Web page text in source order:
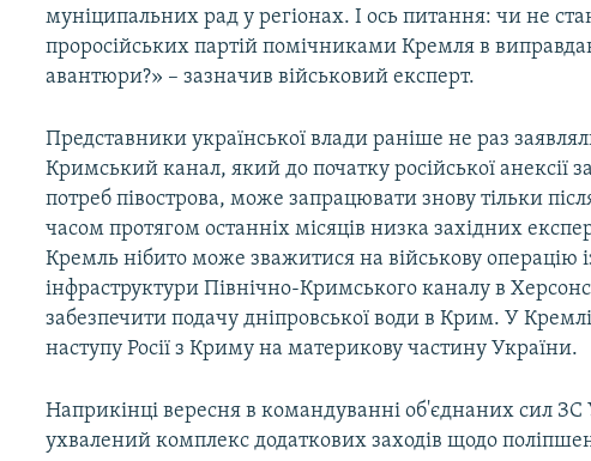
муніципальних рад у регіонах. І ось питання: чи не
проросійських партій помічниками Кремля в
авантюри?» – зазначив військовий експерт.
Представники української влади раніше не раз
Кримський канал, який до початку російської анексії
потреб півострова, може запрацювати знову тільки
часом протягом останніх місяців низка західних
Кремль нібито може зважитися на військову операцію
інфраструктури Північно-Кримського каналу в
забезпечити подачу дніпровської води в Крим. У
наступу Росії з Криму на материкову частину України.
Наприкінці вересня в командуванні об'єднаних сил
ухвалений комплекс додаткових заходів щодо